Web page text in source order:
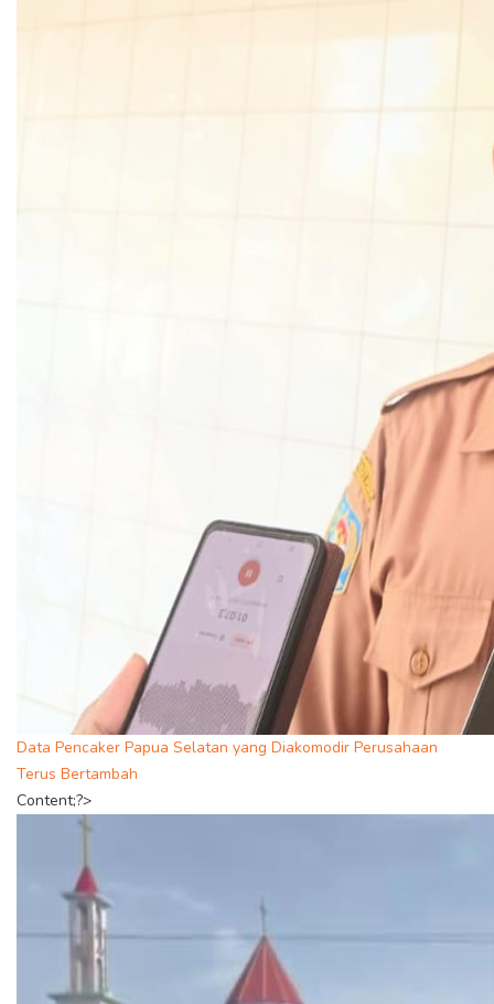
Data Pencaker Papua Selatan yang Diakomodir Perusahaan
Terus Bertambah
Content;?>